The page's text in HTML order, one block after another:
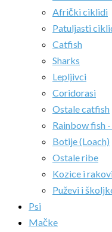
Afrički ciklidi
Patuljasti
Catfish
Sharks
Lepljivci
Coridorasi
Ostale catfish
Rainbow fish
Botije (Loach)
Ostale ribe
Kozice i
Puževi i
Psi
Mačke